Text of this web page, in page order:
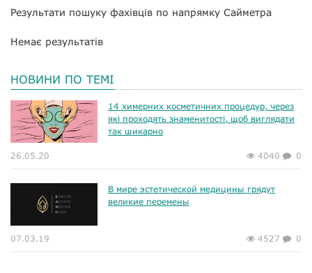
Результати пошуку фахівців по напрямку Сайметра
Немає результатів
НОВИНИ ПО ТЕМІ
14 химерних косметичних процедур, через
які проходять знаменитості, щоб виглядати
так шикарно
26.05.20 4040 0
В мире эстетической медицины грядут
великие перемены
07.03.19 4527 0